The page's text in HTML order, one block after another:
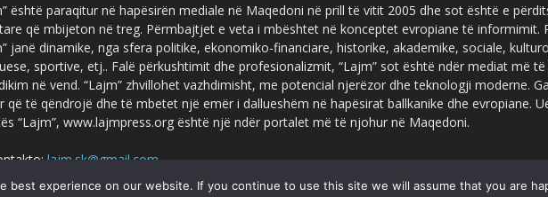
është paraqitur në hapësirën mediale në Maqedoni në prill të vitit 2005 dhe sot është e
që mbijeton në treg. Përmbajtjet e veta i mbështet në konceptet evropiane të informimit.
janë dinamike, nga sfera politike, ekonomiko-financiare, historike, akademike, sociale,
sportive, etj.. Falë përkushtimit dhe profesionalizmit, “Lajm” sot është ndër mediat më
në vend. “Lajm” zhvillohet vazhdimisht, me potencial njerëzor dhe teknologji moderne.
që të qëndrojë dhe të mbetet një emër i dallueshëm në hapësirat ballkanike dhe evropiane.
“Lajm”, www.lajmpress.org është një ndër portalet më të njohur në Maqedoni.
lajm.sk@gmail.com
best experience on our website. If you continue to use this site we will assume that you are